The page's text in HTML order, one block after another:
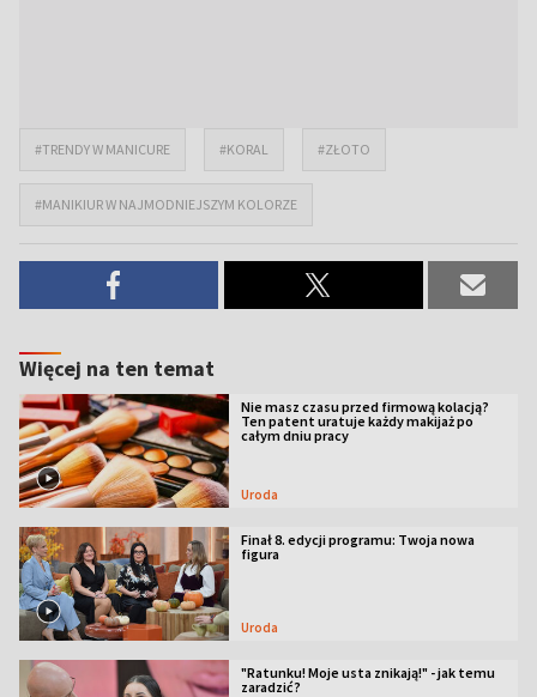
#TRENDY W MANICURE #KORAL #ZŁOTO
#MANIKIUR W NAJMODNIEJSZYM KOLORZE
Więcej na ten temat
Nie masz czasu przed firmową kolacją?
Ten patent uratuje każdy makijaż po
całym dniu pracy
Uroda
Finał 8. edycji programu: Twoja nowa
figura
Uroda
"Ratunku! Moje usta znikają!" - jak temu
zaradzić?